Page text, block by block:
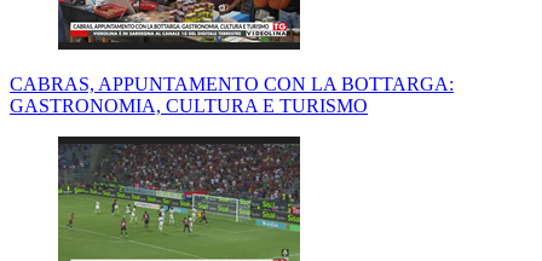
CABRAS, APPUNTAMENTO CON LA BOTTARGA:
GASTRONOMIA, CULTURA E TURISMO